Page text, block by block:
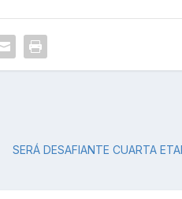
SERÁ DESAFIANTE CUARTA